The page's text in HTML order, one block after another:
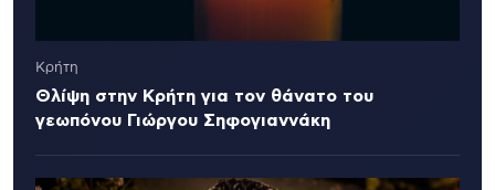
Κρήτη
Θλίψη στην Κρήτη για τον θάνατο του
γεωπόνου Γιώργου Σηφογιαννάκη